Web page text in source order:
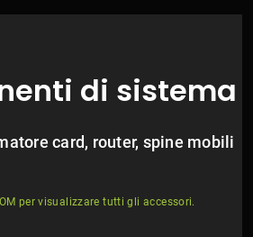
di sistema
card, router, spine mobili
per visualizzare tutti gli accessori.